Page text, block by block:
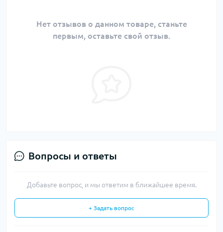
Нет отзывов о данном товаре, станьте
первым, оставьте свой отзыв.
Вопросы и ответы
Добавьте вопрос, и мы ответим в ближайшее время.
+ Задать вопрос